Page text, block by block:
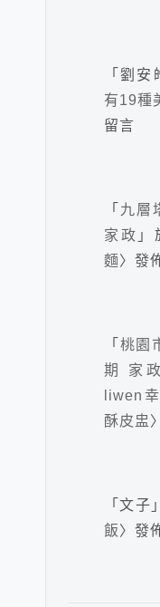
「劉安
有19種
留言
「 九層
家政 」
麵〉發
「 桃園
期 家
liwen
酥皮盅
「文子
飯〉發